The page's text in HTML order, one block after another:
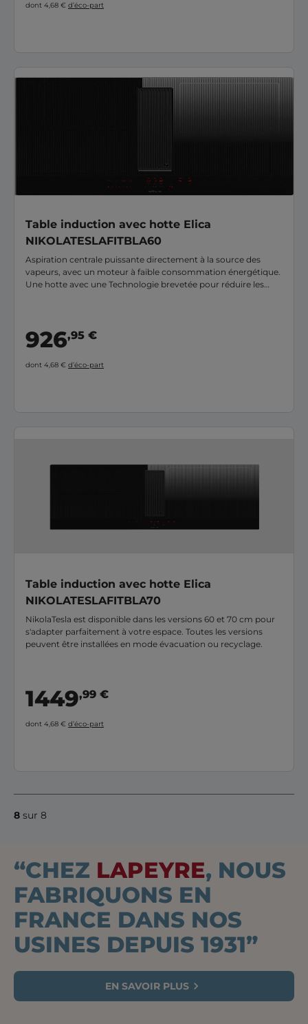
dont 4,68 € d’éco-part
Table induction avec hotte Elica
NIKOLATESLAFITBLA60
Aspiration centrale puissante directement à la source des
vapeurs, avec un moteur à faible consommation énergétique.
Une hotte avec une Technologie brevetée pour réduire les
926,95 €
dont 4,68 € d’éco-part
Table induction avec hotte Elica
NIKOLATESLAFITBLA70
NikolaTesla est disponible dans les versions 60 et 70 cm pour
s'adapter parfaitement à votre espace. Toutes les versions
peuvent être installées en mode évacuation ou recyclage.
1449,99 €
dont 4,68 € d’éco-part
8 sur 8
“CHEZ LAPEYRE, NOUS
FABRIQUONS EN
FRANCE DANS NOS
USINES DEPUIS 1931”
EN SAVOIR PLUS